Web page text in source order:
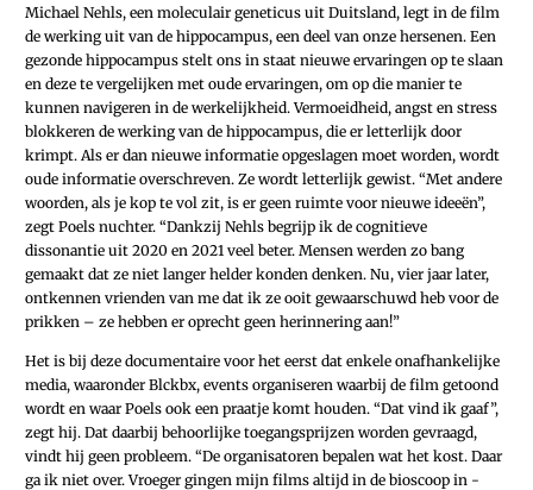
Michael Nehls, een moleculair geneticus uit Duitsland, legt in de film
de werking uit van de hippocampus, een deel van onze hersenen. Een
gezonde hippocampus stelt ons in staat nieuwe ervaringen op te slaan
en deze te vergelijken met oude ervaringen, om op die manier te
kunnen navigeren in de werkelijkheid. Vermoeidheid, angst en stress
blokkeren de werking van de hippocampus, die er letterlijk door
krimpt. Als er dan nieuwe informatie opgeslagen moet worden, wordt
oude informatie overschreven. Ze wordt letterlijk gewist. “Met andere
woorden, als je kop te vol zit, is er geen ruimte voor nieuwe ideeën”,
zegt Poels nuchter. “Dankzij Nehls begrijp ik de cognitieve
dissonantie uit 2020 en 2021 veel beter. Mensen werden zo bang
gemaakt dat ze niet langer helder konden denken. Nu, vier jaar later,
ontkennen vrienden van me dat ik ze ooit gewaarschuwd heb voor de
prikken – ze hebben er oprecht geen herinnering aan!”
Het is bij deze documentaire voor het eerst dat enkele onafhankelijke
media, waaronder Blckbx, events organiseren waarbij de film getoond
wordt en waar Poels ook een praatje komt houden. “Dat vind ik gaaf”,
zegt hij. Dat daarbij behoorlijke toegangsprijzen worden gevraagd,
vindt hij geen probleem. “De organisatoren bepalen wat het kost. Daar
ga ik niet over. Vroeger gingen mijn films altijd in de bioscoop in ­